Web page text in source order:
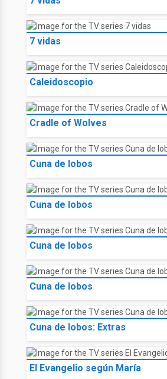
7 vidas
Caleidoscopio
Cradle of Wolves
Cuna de lobos
Cuna de lobos
Cuna de lobos
Cuna de lobos
Cuna de lobos: Extras
El Evangelio según María